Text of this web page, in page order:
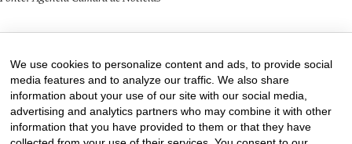
We use cookies to personalize content and ads, to provide social
media features and to analyze our traffic. We also share
information about your use of our site with our social media,
advertising and analytics partners who may combine it with other
information that you have provided to them or that they have